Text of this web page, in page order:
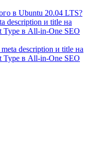
в Ubuntu 20.04 LTS?
description и title на
Type в All-in-One SEO
description и title на
Type в All-in-One SEO